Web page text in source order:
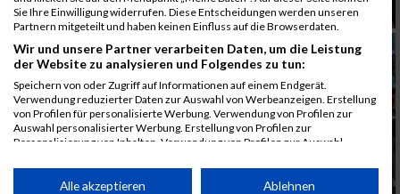
Sie Ihre Einwilligung widerrufen. Diese Entscheidungen werden unseren
Partnern mitgeteilt und haben keinen Einfluss auf die Browserdaten.
Wir und unsere Partner verarbeiten Daten, um die Leistung
der Website zu analysieren und Folgendes zu tun:
Speichern von oder Zugriff auf Informationen auf einem Endgerät.
Verwendung reduzierter Daten zur Auswahl von Werbeanzeigen. Erstellung
von Profilen für personalisierte Werbung. Verwendung von Profilen zur
Auswahl personalisierter Werbung. Erstellung von Profilen zur
Personalisierung von Inhalten. Verwendung von Profilen zur Auswahl
Performance von Inhalten. Analyse von Zielgruppen durch Statistiken oder
Kombinationen von Daten aus verschiedenen Quellen. Entwicklung und
Alle akzeptieren Ablehnen